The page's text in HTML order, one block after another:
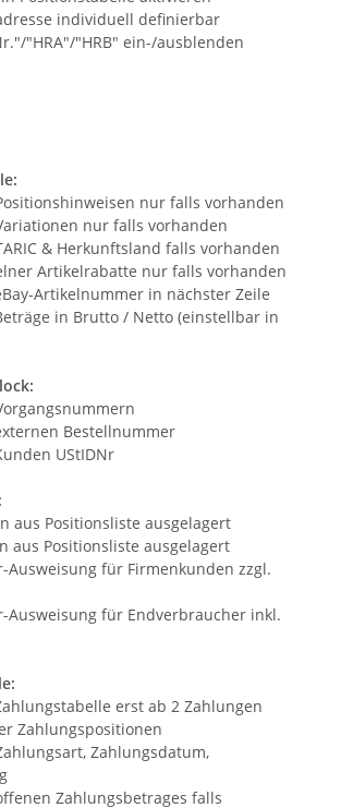
individuell definierbar
"HRA"/"HRB" ein-/ausblenden
nur falls vorhanden
nur falls vorhanden
& Herkunftsland falls vorhanden
Artikelrabatte nur falls vorhanden
Artikelnummer in nächster Zeile
in Brutto / Netto (einstellbar in
Bestellnummer
UStIDNr
aus Positionsliste ausgelagert
aus Positionsliste ausgelagert
Ausweisung für Firmenkunden zzgl.
Ausweisung für Endverbraucher inkl.
erst ab 2 Zahlungen
Zahlungspositionen
Zahlungsdatum,
Zahlungsbetrages falls